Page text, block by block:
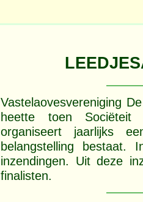
Vastelaovesvereniging
heette toen Sociëteit
organiseert jaarlijks
belangstelling
inzendingen. Uit deze
finalisten.